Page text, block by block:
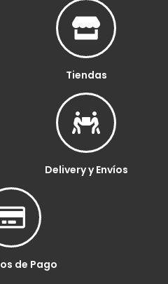
Tiendas
Delivery y Envíos
de Pago